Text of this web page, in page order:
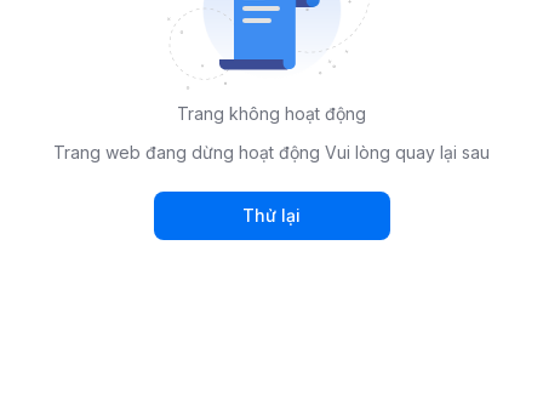
Trang không hoạt động
Trang web đang dừng hoạt động Vui lòng quay lại sau
Thử lại